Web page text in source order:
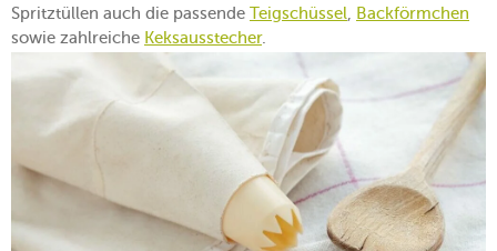
Spritztüllen auch die passende Teigschüssel, Backförmchen
sowie zahlreiche Keksausstecher.